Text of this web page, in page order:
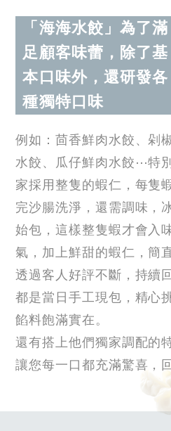
「海海水餃」為了滿
足顧客味蕾，除了基
本口味外，還研發各
種獨特口味
例如：茴香鮮肉水餃、剁
水餃、瓜仔鮮肉水餃⋯特
家採用整隻的蝦仁，每隻
完沙腸洗淨，還需調味，
始包，這樣整隻蝦才會入
氣，加上鮮甜的蝦仁，簡
透過客人好評不斷，持續
都是當日手工現包，精心
餡料飽滿實在。
還有搭上他們獨家調配的
讓您每一口都充滿驚喜，